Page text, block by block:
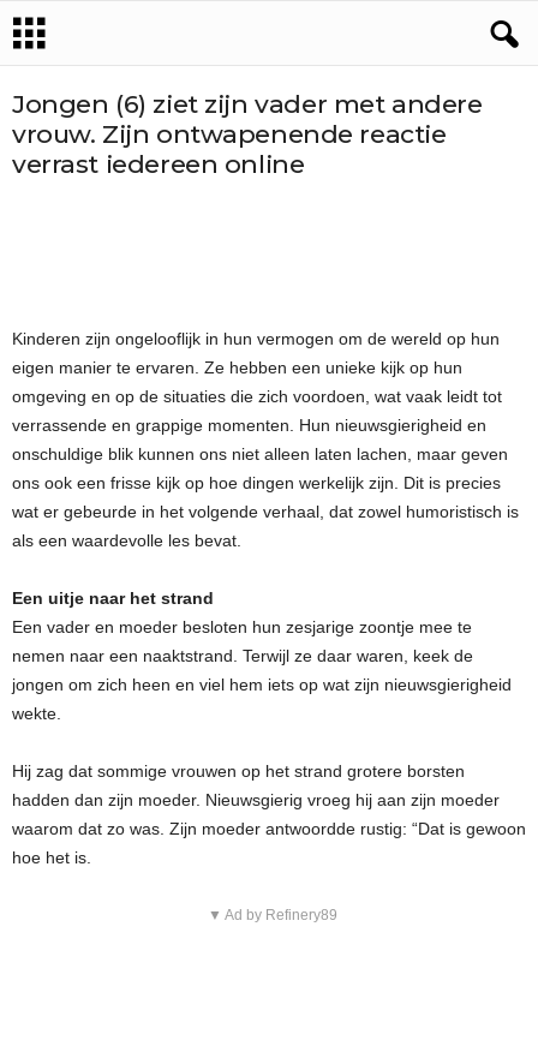
Jongen (6) ziet zijn vader met andere
vrouw. Zijn ontwapenende reactie
verrast iedereen online
Kinderen zijn ongelooflijk in hun vermogen om de wereld op hun
eigen manier te ervaren. Ze hebben een unieke kijk op hun
omgeving en op de situaties die zich voordoen, wat vaak leidt tot
verrassende en grappige momenten. Hun nieuwsgierigheid en
onschuldige blik kunnen ons niet alleen laten lachen, maar geven
ons ook een frisse kijk op hoe dingen werkelijk zijn. Dit is precies
wat er gebeurde in het volgende verhaal, dat zowel humoristisch is
als een waardevolle les bevat.
Een uitje naar het strand
Een vader en moeder besloten hun zesjarige zoontje mee te
nemen naar een naaktstrand. Terwijl ze daar waren, keek de
jongen om zich heen en viel hem iets op wat zijn nieuwsgierigheid
wekte.
Hij zag dat sommige vrouwen op het strand grotere borsten
hadden dan zijn moeder. Nieuwsgierig vroeg hij aan zijn moeder
waarom dat zo was. Zijn moeder antwoordde rustig: “Dat is gewoon
hoe het is.
▼ Ad by Refinery89